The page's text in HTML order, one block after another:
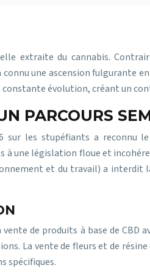
extraite du cannabis.
une ascension fulgurante
évolution, créant un
PARCOURS
sur les stupéfiants a reconnu
une législation floue et
et du travail) a
de produits à base de CBD
La vente de fleurs et de
spécifiques.